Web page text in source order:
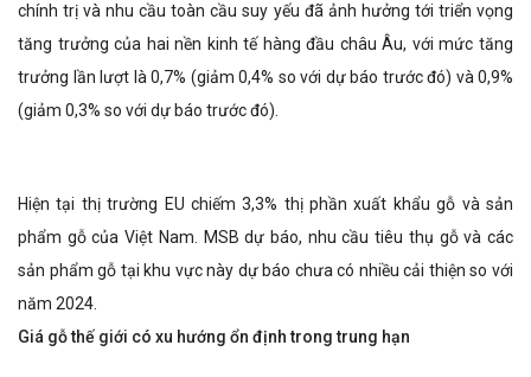
chính trị và nhu cầu toàn cầu suy yếu đã ảnh hưởng tới triển vọng
tăng trưởng của hai nền kinh tế hàng đầu châu Âu, với mức tăng
trưởng lần lượt là 0,7% (giảm 0,4% so với dự báo trước đó) và 0,9%
(giảm 0,3% so với dự báo trước đó).
Hiện tại thị trường EU chiếm 3,3% thị phần xuất khẩu gỗ và sản
phẩm gỗ của Việt Nam. MSB dự báo, nhu cầu tiêu thụ gỗ và các
sản phẩm gỗ tại khu vực này dự báo chưa có nhiều cải thiện so với
năm 2024.
Giá gỗ thế giới có xu hướng ổn định trong trung hạn